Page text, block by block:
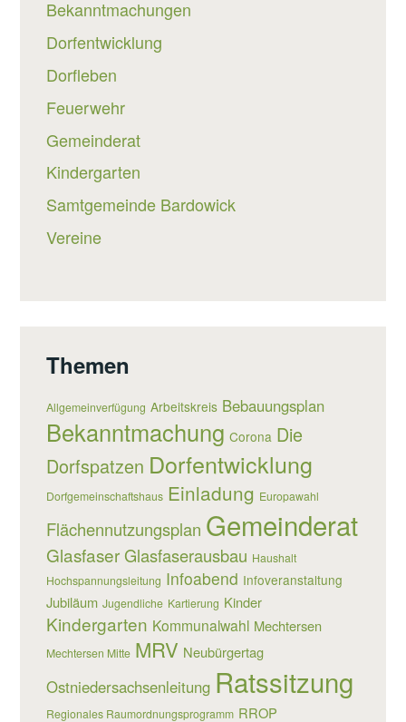
Bekanntmachungen
Dorfentwicklung
Dorfleben
Feuerwehr
Gemeinderat
Kindergarten
Samtgemeinde Bardowick
Vereine
Themen
Allgemeinverfügung Arbeitskreis Bebauungsplan
Bekanntmachung Corona Die
Dorfspatzen Dorfentwicklung
Dorfgemeinschaftshaus Einladung Europawahl
Flächennutzungsplan Gemeinderat
Glasfaser Glasfaserausbau Haushalt
Hochspannungsleitung Infoabend Infoveranstaltung
Jubiläum Jugendliche Kartierung Kinder
Kindergarten Kommunalwahl Mechtersen
Mechtersen Mitte MRV Neubürgertag
Ostniedersachsenleitung Ratssitzung
Regionales Raumordnungsprogramm RROP